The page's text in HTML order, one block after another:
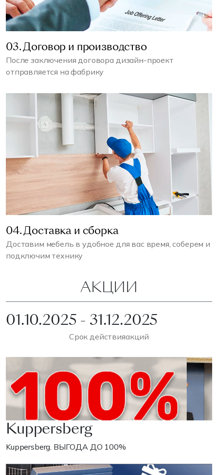
03. Договор и производство
После заключения договора дизайн-проект
отправляется на фабрику
04. Доставка и сборка
Доставим мебель в удобное для вас время, соберем и
подключим технику
АКЦИИ
01.10.2025 - 31.12.2025
Срок действияакций
Kuppersberg
Kuppersberg. ВЫГОДА ДО 100%